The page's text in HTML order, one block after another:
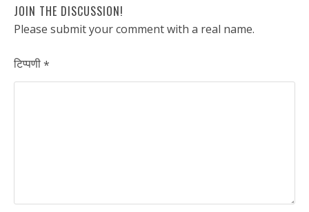
JOIN THE DISCUSSION!
Please submit your comment with a real name.
टिप्पणी*